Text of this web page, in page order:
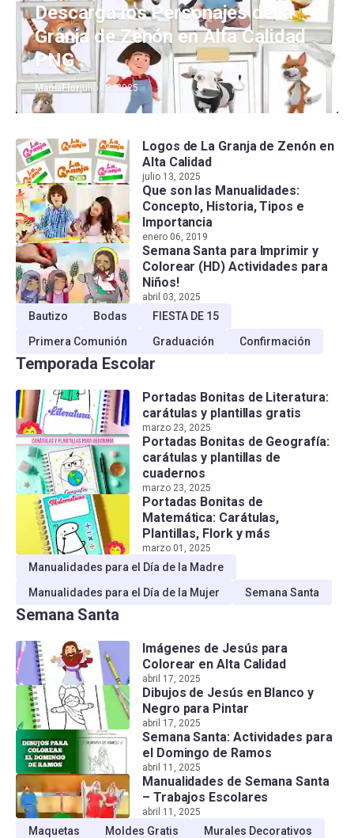
Descarga los Personajes de la
Granja de Zenón en Alta Calidad
PNG
MamaFlorjulio 13, 2025
Logos de La Granja de Zenón en
Alta Calidad
julio 13, 2025
Que son las Manualidades:
Concepto, Historia, Tipos e
Importancia
enero 06, 2019
Semana Santa para Imprimir y
Colorear (HD) Actividades para
Niños!
abril 03, 2025
Bautizo Bodas
FIESTA DE 15
Primera Comunión
Graduación Confirmación
Temporada Escolar
Portadas Bonitas de Literatura:
carátulas y plantillas gratis
marzo 23, 2025
Portadas Bonitas de Geografía:
carátulas y plantillas de
cuadernos
marzo 23, 2025
Portadas Bonitas de
Matemática: Carátulas,
Plantillas, Flork y más
marzo 01, 2025
Manualidades para el Día de la Madre
Manualidades para el Día de la Mujer
Semana Santa
Semana Santa
Imágenes de Jesús para
Colorear en Alta Calidad
abril 17, 2025
Dibujos de Jesús en Blanco y
Negro para Pintar
abril 17, 2025
Semana Santa: Actividades para
el Domingo de Ramos
abril 11, 2025
Manualidades de Semana Santa
– Trabajos Escolares
abril 11, 2025
Maquetas Moldes Gratis Murales Decorativos